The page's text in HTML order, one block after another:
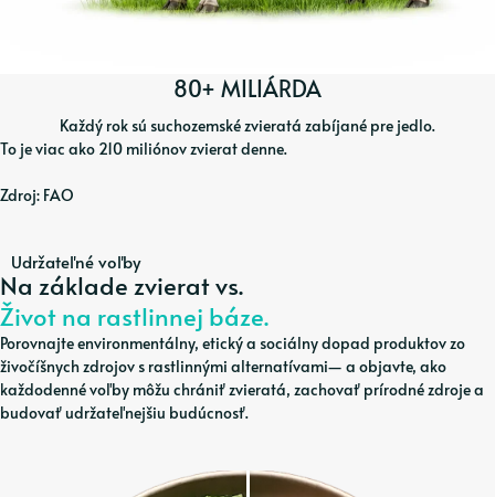
80+ MILIÁRDA
Každý rok sú suchozemské zvieratá zabíjané pre jedlo.
To je viac ako 210 miliónov zvierat denne.
Zdroj: FAO
Udržateľné voľby
Na základe zvierat vs.
Život na rastlinnej báze.
Porovnajte environmentálny, etický a sociálny dopad produktov zo
živočíšnych zdrojov s rastlinnými alternatívami— a objavte, ako
každodenné voľby môžu chrániť zvieratá, zachovať prírodné zdroje a
budovať udržateľnejšiu budúcnosť.